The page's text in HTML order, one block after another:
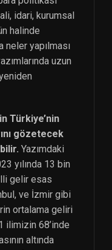
idari, kurumsal
halinde
neler yapılması
uzun
Türkiye’nin
gözetecek
Yazımdaki
yılında 13 bin
gelir esas
ve İzmir gibi
ortalama geliri
ilimizin 68’inde
altında